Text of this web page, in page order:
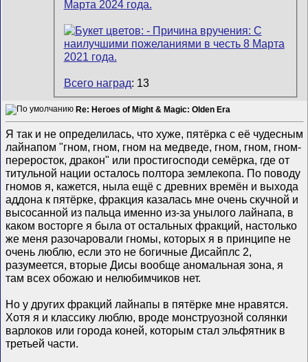
Всего наград: 13
Re: Heroes of Might & Magic: Olden Era
Я так и не определилась, что хуже, пятёрка с её чудесным
лайнапом "гном, гном, гном на медведе, гном, гном, гном-
переросток, дракон" или простигосподи семёрка, где от
титульной нации осталось полтора землекопа. По поводу
гномов я, кажется, ныла ещё с древних времён и выхода
аддона к пятёрке, фракция казалась мне очень скучной и
высосанной из пальца именно из-за унылого лайнапа, в
каком восторге я была от остальных фракций, настолько
же меня разочаровали гномы, которых я в принципе не
очень люблю, если это не богичные Дисайплс 2,
разумеется, вторые Дисы вообще аномальная зона, я
там всех обожаю и нелюбимчиков нет.
Но у других фракций лайнапы в пятёрке мне нравятся.
Хотя я и классику люблю, вроде монструозной солянки
варлоков или города коней, которым стал эльфятник в
третьей части.